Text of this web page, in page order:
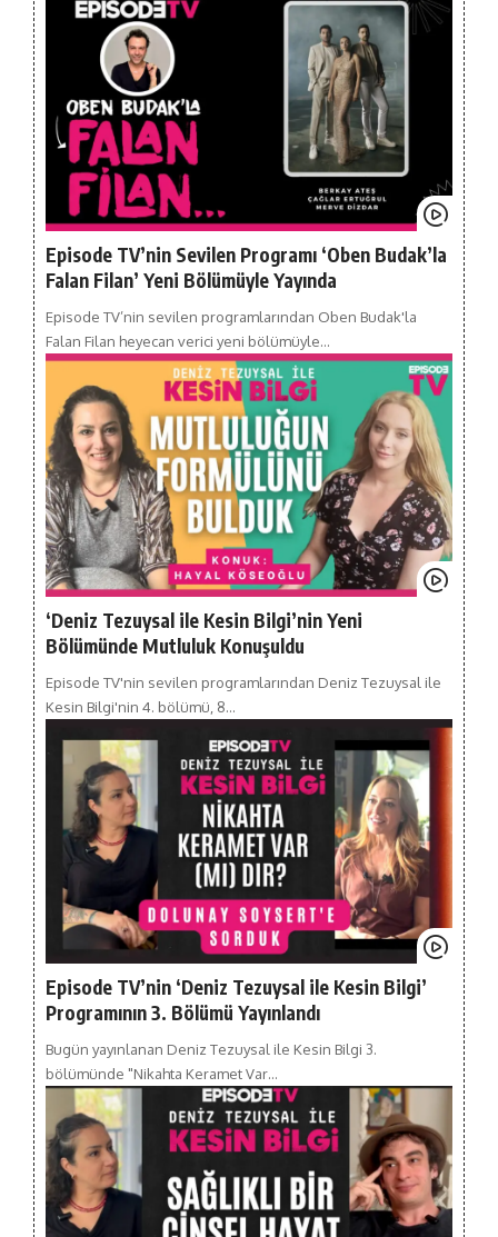
Episode TV’nin Sevilen Programı ‘Oben Budak’la
Falan Filan’ Yeni Bölümüyle Yayında
Episode TV’nin sevilen programlarından Oben Budak'la
Falan Filan heyecan verici yeni bölümüyle…
‘Deniz Tezuysal ile Kesin Bilgi’nin Yeni
Bölümünde Mutluluk Konuşuldu
Episode TV'nin sevilen programlarından Deniz Tezuysal ile
Kesin Bilgi'nin 4. bölümü, 8…
Episode TV’nin ‘Deniz Tezuysal ile Kesin Bilgi’
Programının 3. Bölümü Yayınlandı
Bugün yayınlanan Deniz Tezuysal ile Kesin Bilgi 3.
bölümünde "Nikahta Keramet Var…